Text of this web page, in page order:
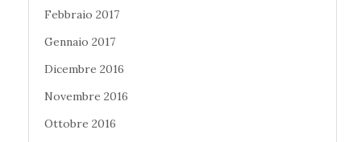
Febbraio 2017
Gennaio 2017
Dicembre 2016
Novembre 2016
Ottobre 2016